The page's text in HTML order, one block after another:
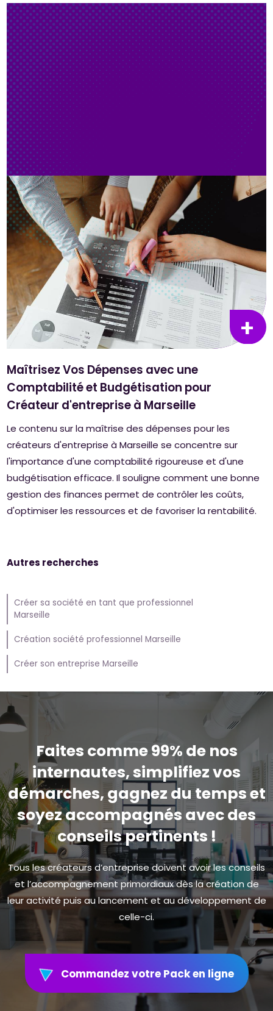
Maîtrisez Vos Dépenses avec une
Comptabilité et Budgétisation pour
Créateur d'entreprise à Marseille
Le contenu sur la maîtrise des dépenses pour les
créateurs d'entreprise à Marseille se concentre sur
l'importance d'une comptabilité rigoureuse et d'une
budgétisation efficace. Il souligne comment une bonne
gestion des finances permet de contrôler les coûts,
d'optimiser les ressources et de favoriser la rentabilité.
Autres recherches
Créer sa société en tant que professionnel
Marseille
Création société professionnel Marseille
Créer son entreprise Marseille
Faites comme 99% de nos
internautes, simplifiez vos
démarches, gagnez du temps et
soyez accompagnés avec des
conseils pertinents !
Tous les créateurs d’entreprise doivent avoir les conseils
et l’accompagnement primordiaux dès la création de
leur activité puis au lancement et au développement de
celle-ci.
Commandez votre Pack en ligne